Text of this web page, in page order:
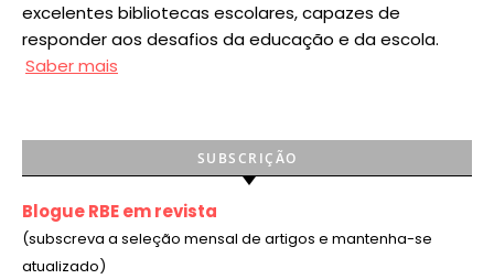
excelentes bibliotecas escolares, capazes de
responder aos desafios da educação e da escola.
Saber mais
SUBSCRIÇÃO
Blogue RBE em revista
(subscreva a seleção mensal de artigos e mantenha-se
atualizado)